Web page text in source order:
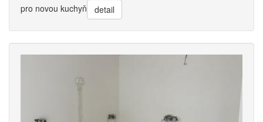
pro novou kuchyň
detail